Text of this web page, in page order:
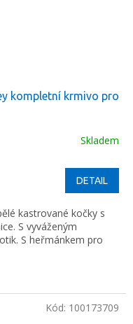
kompletní krmivo pro
Skladem
DETAIL
kastrované kočky s
S vyváženým
S heřmánkem pro
Kód: 100173709